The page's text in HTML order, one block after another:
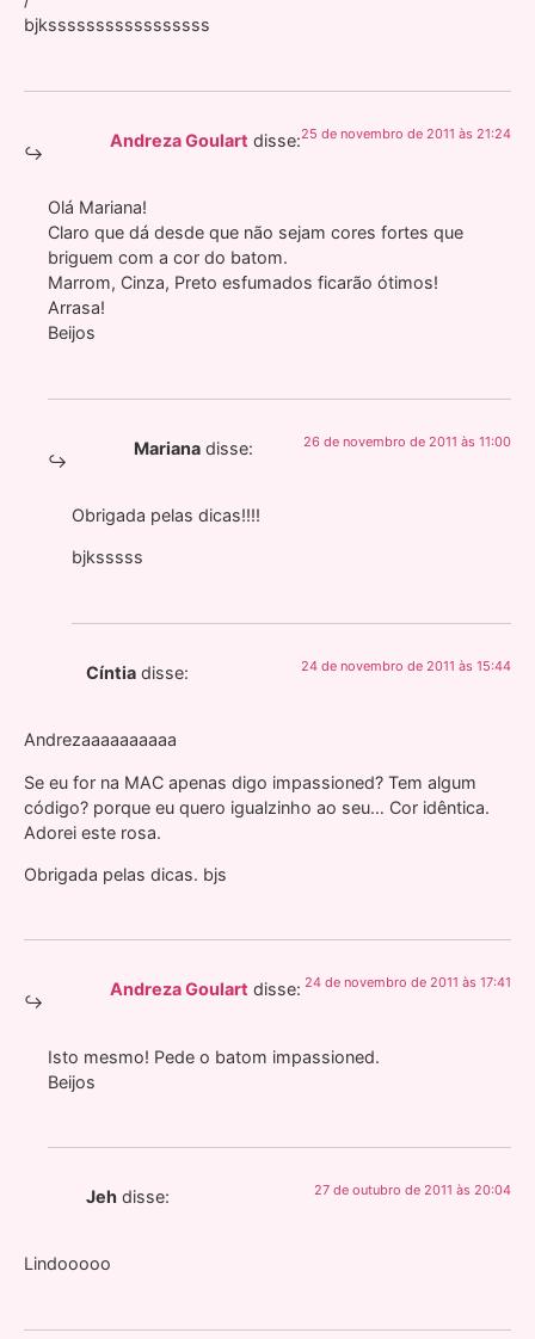
bjksssssssssssssssss
Andreza Goulart disse:25 de novembro de 2011 às 21:24
Olá Mariana!
Claro que dá desde que não sejam cores fortes que
briguem com a cor do batom.
Marrom, Cinza, Preto esfumados ficarão ótimos!
Arrasa!
Beijos
Mariana disse: 26 de novembro de 2011 às 11:00
Obrigada pelas dicas!!!!
bjksssss
Cíntia disse: 24 de novembro de 2011 às 15:44
Andrezaaaaaaaaaa
Se eu for na MAC apenas digo impassioned? Tem algum
código? porque eu quero igualzinho ao seu… Cor idêntica.
Adorei este rosa.
Obrigada pelas dicas. bjs
Andreza Goulart disse: 24 de novembro de 2011 às 17:41
Isto mesmo! Pede o batom impassioned.
Beijos
Jeh disse: 27 de outubro de 2011 às 20:04
Lindooooo